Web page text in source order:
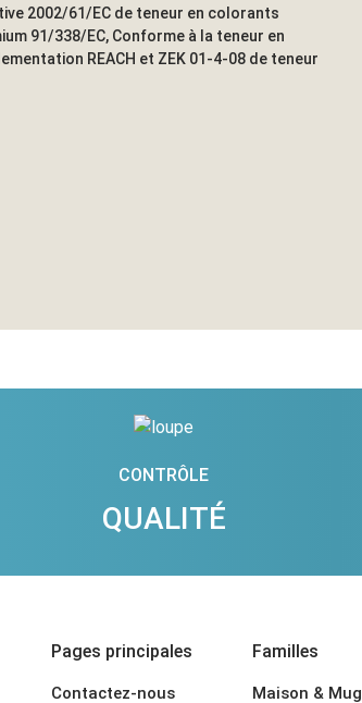
2002/61/EC de teneur en colorants
91/338/EC, Conforme à la teneur en
REACH et ZEK 01-4-08 de teneur
CONTRÔLE
QUALITÉ
Pages principales
Contactez-nous
Familles
Maison & Mug